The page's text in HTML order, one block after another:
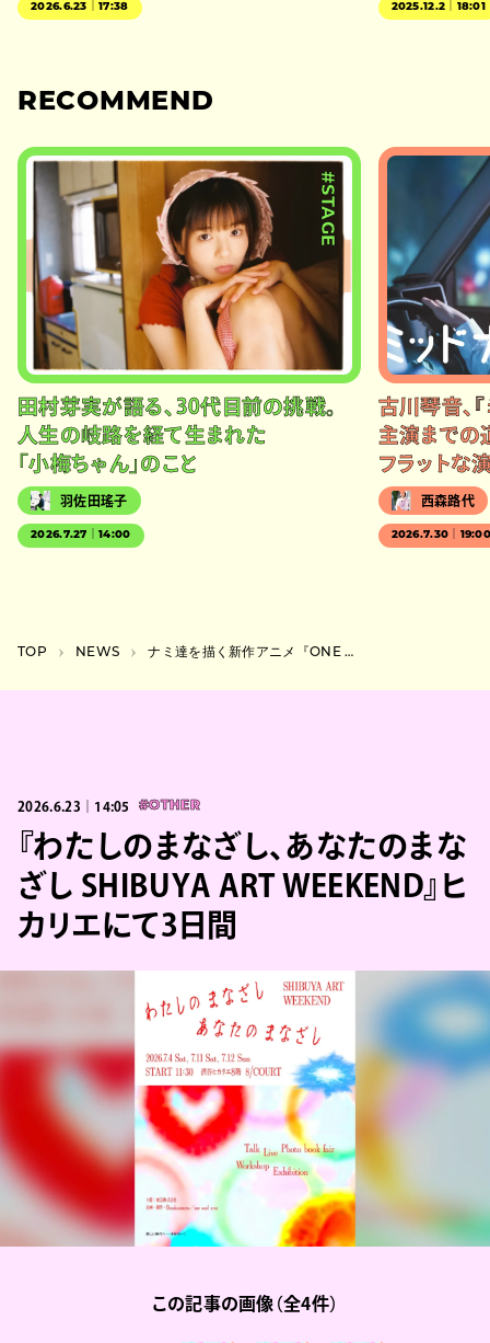
2026.6.23｜17:38 2025.12.2｜18:01
RECOMMEND
#STAGE
田村芽実が語る、30代目前の挑戦。
人生の岐路を経て生まれた
「小梅ちゃん」のこと
羽佐田瑤子
2026.7.27｜14:00
古川琴音、
主演までの
フラットな
西森路代
2026.7.30｜
TOP NEWS ナミ達を描く新作アニメ『ONE PIECE HEROINES』、主題歌はアイナ・ジ・エンド新曲に
2026.6.23｜14:05 #OTHER
『わたしのまなざし、あなたのまな
ざし SHIBUYA ART WEEKEND』ヒ
カリエにて3日間
この記事の画像（全4件）